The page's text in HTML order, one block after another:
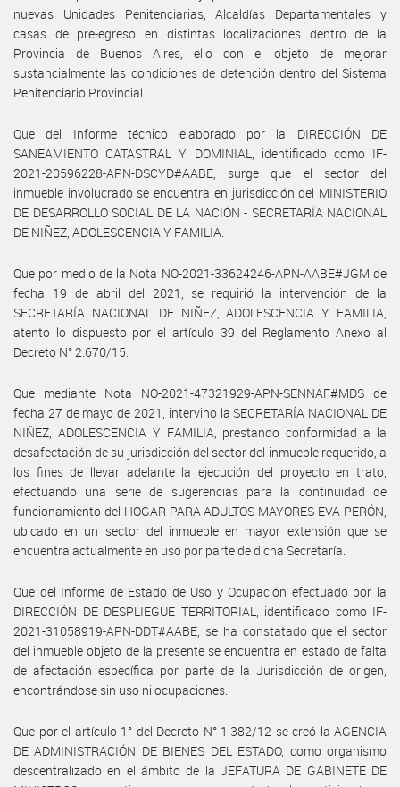
nuevas Unidades Penitenciarias, Alcaldías Departamentales y
casas de pre-egreso en distintas localizaciones dentro de la
Provincia de Buenos Aires, ello con el objeto de mejorar
sustancialmente las condiciones de detención dentro del Sistema
Penitenciario Provincial.
Que del Informe técnico elaborado por la DIRECCIÓN DE
SANEAMIENTO CATASTRAL Y DOMINIAL, identificado como IF-
2021-20596228-APN-DSCYD#AABE, surge que el sector del
inmueble involucrado se encuentra en jurisdicción del MINISTERIO
DE DESARROLLO SOCIAL DE LA NACIÓN - SECRETARÍA NACIONAL
DE NIÑEZ, ADOLESCENCIA Y FAMILIA.
Que por medio de la Nota NO-2021-33624246-APN-AABE#JGM de
fecha 19 de abril del 2021, se requirió la intervención de la
SECRETARÍA NACIONAL DE NIÑEZ, ADOLESCENCIA Y FAMILIA,
atento lo dispuesto por el artículo 39 del Reglamento Anexo al
Decreto N° 2.670/15.
Que mediante Nota NO-2021-47321929-APN-SENNAF#MDS de
fecha 27 de mayo de 2021, intervino la SECRETARÍA NACIONAL DE
NIÑEZ, ADOLESCENCIA Y FAMILIA, prestando conformidad a la
desafectación de su jurisdicción del sector del inmueble requerido, a
los fines de llevar adelante la ejecución del proyecto en trato,
efectuando una serie de sugerencias para la continuidad de
funcionamiento del HOGAR PARA ADULTOS MAYORES EVA PERÓN,
ubicado en un sector del inmueble en mayor extensión que se
encuentra actualmente en uso por parte de dicha Secretaría.
Que del Informe de Estado de Uso y Ocupación efectuado por la
DIRECCIÓN DE DESPLIEGUE TERRITORIAL, identificado como IF-
2021-31058919-APN-DDT#AABE, se ha constatado que el sector
del inmueble objeto de la presente se encuentra en estado de falta
de afectación específica por parte de la Jurisdicción de origen,
encontrándose sin uso ni ocupaciones.
Que por el artículo 1° del Decreto N° 1.382/12 se creó la AGENCIA
DE ADMINISTRACIÓN DE BIENES DEL ESTADO, como organismo
descentralizado en el ámbito de la JEFATURA DE GABINETE DE